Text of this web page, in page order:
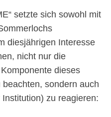
setzte sich sowohl mit
diesjährigen Interesse
nicht nur die
dieses
sondern auch
Institution) zu reagieren: